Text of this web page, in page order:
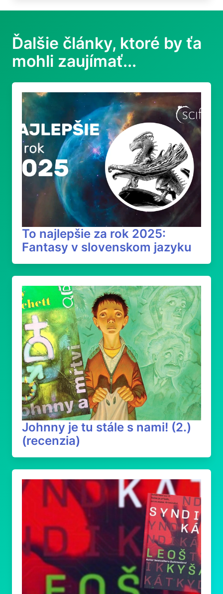
Ďalšie články, ktoré by ťa
mohli zaujímať...
To najlepšie za rok 2025:
Fantasy v slovenskom jazyku
Johnny je tu stále s nami! (2.)
(recenzia)